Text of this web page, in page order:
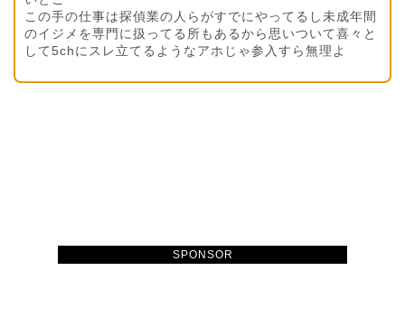
この手の仕事は探偵業の人らがすでにやってるし未成年間
のイジメを専門に扱ってる所もあるから思いついて喜々と
して5chにスレ立てるようなアホじゃ参入すら無理よ
SPONSOR